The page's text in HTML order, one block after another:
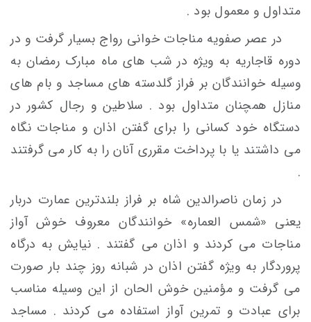
متداول و معمول بود .
در عصر صفویه مناجات خوانی رواج بسیار گرفت و در
دوره قاجاریه به ویژه در شب های ماه مبارک رمضان به
وسیله خوانندگان بر فراز گلدسته های مساجد و بام های
منازل همچنان متداول بود . سلاطین و رجال کشور در
دستگاه خود کسانی را برای گفتن اذان و مناجات نگاه
می داشتند یا با پرداخت مقرری آنان را به کار می گرفتند
.
در زمان ناصرالدین شاه بر فراز بلندترین عمارت دربار
یعنی «شمس العماره» خوانندگان معروف خوش آواز
مناجات می کردند و اذان می گفتند . نیایش به درگاه
پروردگار به ویژه گفتن اذان در شبانه روز چند بار صورت
می گرفت و مؤمنین خوش الحان از این وسیله مناسب
برای عبادت و تمرین آواز استفاده می کردند . مساجد